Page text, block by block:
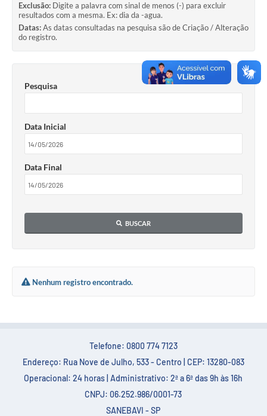
CONTATOS
Legislação
Exclusão: Digite a palavra com sinal de menos (-) para excluir
resultados com a mesma. Ex: dia da -agua.
Datas:As datas consultadas na pesquisa são de Criação / Alteração
do registro.
Pesquisa
Data Inicial
Data Final
BUSCAR
Nenhum registro encontrado.
Telefone: 0800 774 7123
Endereço: Rua Nove de Julho, 533 - Centro | CEP: 13280-083
Operacional: 24 horas | Administrativo: 2ª a 6ª das 9h às 16h
CNPJ: 06.252.986/0001-73
SANEBAVI - SP